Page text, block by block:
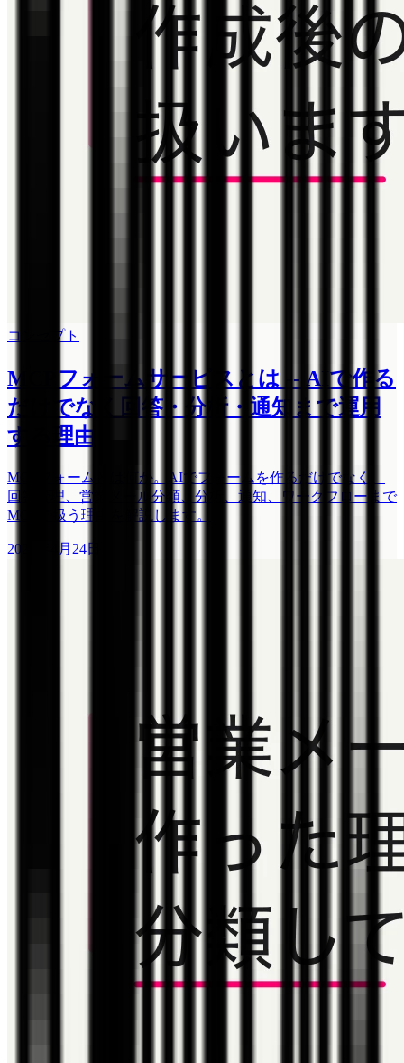
コンセプト
MCPフォームサービスとは -- AIで作る
だけでなく回答・分析・通知まで運用
する理由
MCPフォームとは何か。AIでフォームを作るだけでなく、
回答管理、営業メール分類、分析、通知、ワークフローまで
MCPで扱う理由を解説します。
2026年4月24日